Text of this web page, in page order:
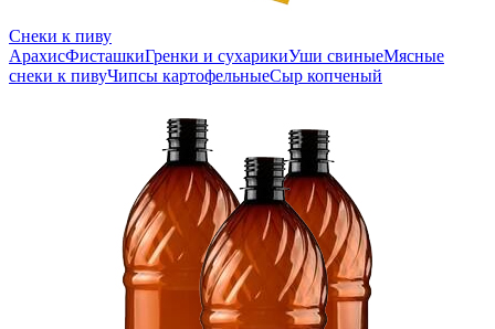
Снеки к пиву
АрахисФисташкиГренки и сухарикиУши свиныеМясные
снеки к пивуЧипсы картофельныеСыр копченый